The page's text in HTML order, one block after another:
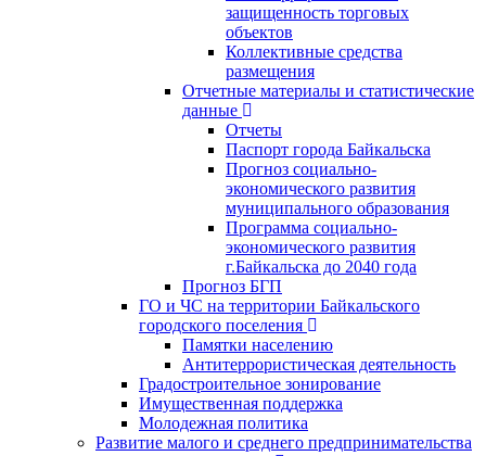
защищенность торговых
объектов
Коллективные средства
размещения
Отчетные материалы и статистические
данные
Отчеты
Паспорт города Байкальска
Прогноз социально-
экономического развития
муниципального образования
Программа социально-
экономического развития
г.Байкальска до 2040 года
Прогноз БГП
ГО и ЧС на территории Байкальского
городского поселения
Памятки населению
Антитеррористическая деятельность
Градостроительное зонирование
Имущественная поддержка
Молодежная политика
Развитие малого и среднего предпринимательства